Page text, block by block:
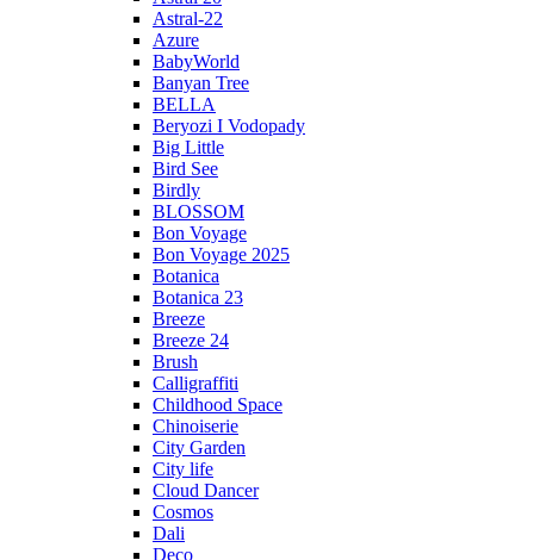
Astral-22
Azure
BabyWorld
Banyan Tree
BELLA
Beryozi I Vodopady
Big Little
Bird See
Birdly
BLOSSOM
Bon Voyage
Bon Voyage 2025
Botanica
Botanica 23
Breeze
Breeze 24
Brush
Calligraffiti
Childhood Space
Chinoiserie
City Garden
City life
Cloud Dancer
Cosmos
Dali
Deco